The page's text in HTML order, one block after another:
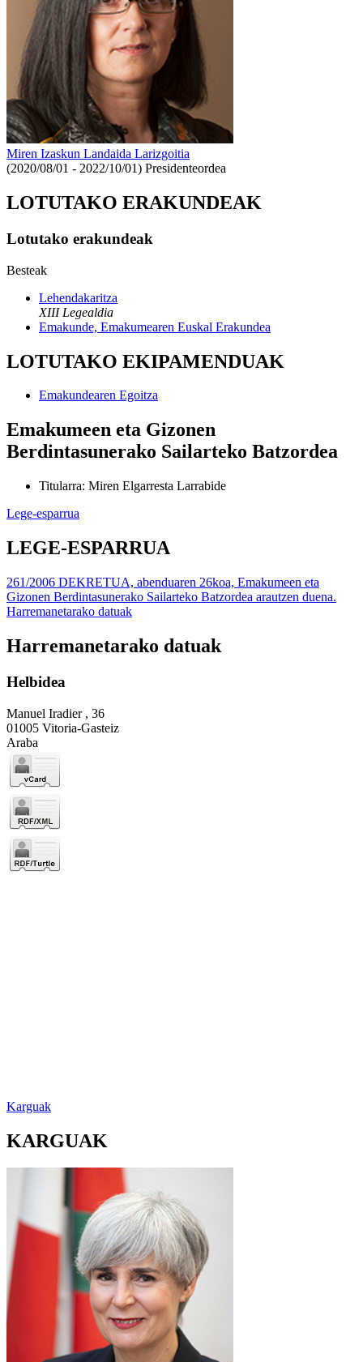
Miren Izaskun Landaida Larizgoitia
(2020/08/01 - 2022/10/01) Presidenteordea
LOTUTAKO ERAKUNDEAK
Lotutako erakundeak
Besteak
Lehendakaritza
XIII Legealdia
Emakunde, Emakumearen Euskal Erakundea
LOTUTAKO EKIPAMENDUAK
Emakundearen Egoitza
Emakumeen eta Gizonen
Berdintasunerako Sailarteko Batzordea
Titularra: Miren Elgarresta Larrabide
Lege-esparrua
LEGE-ESPARRUA
261/2006 DEKRETUA, abenduaren 26koa, Emakumeen eta
Gizonen Berdintasunerako Sailarteko Batzordea arautzen duena.
Harremanetarako datuak
Harremanetarako datuak
Helbidea
Manuel Iradier , 36
01005 Vitoria-Gasteiz
Araba
Karguak
KARGUAK